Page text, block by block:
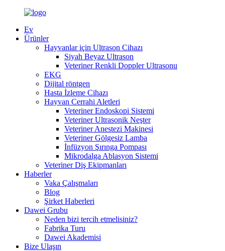
Ev
Ürünler
Hayvanlar için Ultrason Cihazı
Siyah Beyaz Ultrason
Veteriner Renkli Doppler Ultrasonu
EKG
Dijital röntgen
Hasta İzleme Cihazı
Hayvan Cerrahi Aletleri
Veteriner Endoskopi Sistemi
Veteriner Ultrasonik Neşter
Veteriner Anestezi Makinesi
Veteriner Gölgesiz Lamba
İnfüzyon Şırınga Pompası
Mikrodalga Ablasyon Sistemi
Veteriner Diş Ekipmanları
Haberler
Vaka Çalışmaları
Blog
Şirket Haberleri
Dawei Grubu
Neden bizi tercih etmelisiniz?
Fabrika Turu
Dawei Akademisi
Bize Ulaşın